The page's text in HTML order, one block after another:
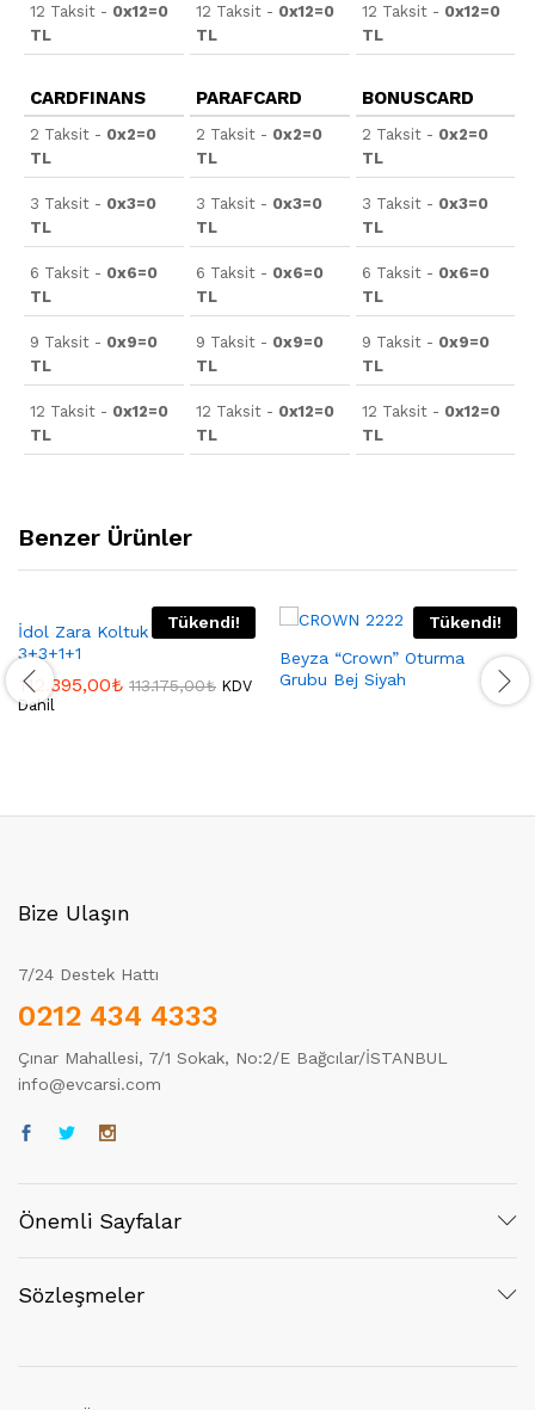
12 Taksit - 0x12=0
TL
12 Taksit - 0x12=0
TL
12 Taksit - 0x12=0
TL
CARDFINANS
2 Taksit - 0x2=0
TL
3 Taksit - 0x3=0
TL
6 Taksit - 0x6=0
TL
9 Taksit - 0x9=0
TL
12 Taksit - 0x12=0
TL
PARAFCARD
2 Taksit - 0x2=0
TL
3 Taksit - 0x3=0
TL
6 Taksit - 0x6=0
TL
9 Taksit - 0x9=0
TL
12 Taksit - 0x12=0
TL
BONUSCARD
2 Taksit - 0x2=0
TL
3 Taksit - 0x3=0
TL
6 Taksit - 0x6=0
TL
9 Taksit - 0x9=0
TL
12 Taksit - 0x12=0
TL
Benzer Ürünler
Tükendi!
İdol Zara Koltuk Takımı
3+3+1+1
112.395,00₺ 113.175,00₺ KDV
Dahil
Tükendi!
Beyza “Crown” Oturma
Grubu Bej Siyah
Bize Ulaşın
7/24 Destek Hattı
0212 434 4333
Çınar Mahallesi, 7/1 Sokak, No:2/E Bağcılar/İSTANBUL
info@evcarsi.com
Önemli Sayfalar
Sözleşmeler